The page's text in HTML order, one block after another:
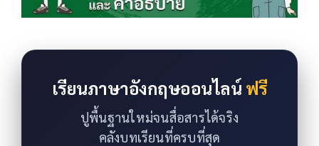
เรียนภาษาอังกฤษออนไลน์ ฟรี
ปูพื้นฐานใหม่จนสื่อสารได้จริง
คลังบทเรียนที่ครบที่สุด